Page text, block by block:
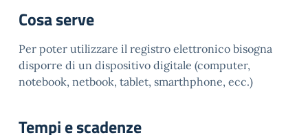
Cosa serve
Per poter utilizzare il registro elettronico bisogna
disporre di un dispositivo digitale (computer,
notebook, netbook, tablet, smarthphone, ecc.)
Tempi e scadenze